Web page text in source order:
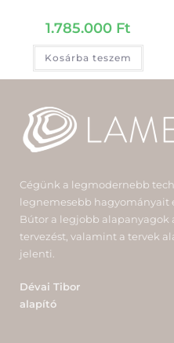
1.785.000 Ft
Kosárba teszem
Cégünk a legmodernebb
legnemesebb hagyományait
Bútor a legjobb alapanyagok
tervezést, valamint a tervek
jelenti.
Dévai Tibor
alapító